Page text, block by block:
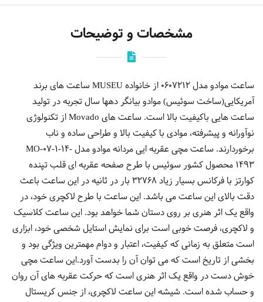
مشخصات و توضیحات
ساعت موادو مدل 0607212 از خانواده MUSEU ساعت های برند
آمریکایی(ساخت سوئیس) موادو بیانگر دهها سال تجربه در تولید
ساعت هایی باکیفیت بالا است. ساعت های Movado از تکنولوژی
نوآورانه و پیشرفته، موادی با کیفیت بالا و طراحی ساده و ناب
برخوردارند. ساعت مچی عقربه ایی مردانه موادو مدل MO-07-1-14-
1493 محصول کشور سوئیس با طرح صفحه عقربه ای قلب تپنده
کوارتز با فرکانس بسیار زیاد 32768 بار در ثانیه در این ساعت باعث
دقت بالای این ساعت می باشد. این ساعت با طرح لاکچری خود، در
واقع یک اثر هنری بر روی دستان شما خواهد بود. این ساعت کلاسیک
و لاکچری، فرصت خوبی است برای نمایش استایل شخصی خود، ابزاری
است متعلق به زمانی که کیفیت، اعتبار و دوام مهمترین ویژگی بود و
بخشی از تاریخ است که می توان آن را بدست آورد.این ساعت مچی
خوش دست در واقع یک اثر هنری است که حرکت عقربه های آن روان
و حساب شده است. شیشه این ساعت لاکچری، از جنس کریستال